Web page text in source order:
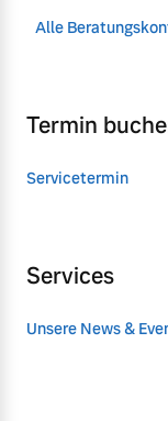
Alle
Termin
Servicetermin
Services
Unsere News &